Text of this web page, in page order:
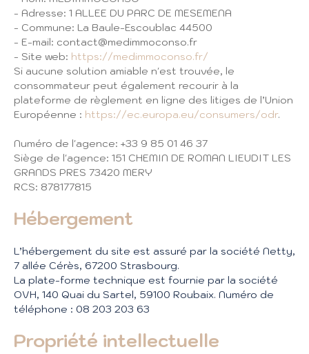
- Adresse: 1 ALLEE DU PARC DE MESEMENA
- Commune: La Baule-Escoublac 44500
- E-mail: contact@medimmoconso.fr
- Site web: https://medimmoconso.fr/
Si aucune solution amiable n'est trouvée, le
consommateur peut également recourir à la
plateforme de règlement en ligne des litiges de l’Union
Européenne : https://ec.europa.eu/consumers/odr.
Numéro de l'agence: +33 9 85 01 46 37
Siège de l'agence: 151 CHEMIN DE ROMAN LIEUDIT LES
GRANDS PRES 73420 MERY
RCS: 878177815
Hébergement
L’hébergement du site est assuré par la société Netty,
7 allée Cérès, 67200 Strasbourg.
La plate-forme technique est fournie par la société
OVH, 140 Quai du Sartel, 59100 Roubaix. Numéro de
téléphone : 08 203 203 63
Propriété intellectuelle